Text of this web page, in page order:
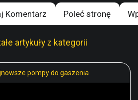
Komentarz Poleć stronę
artykuły z kategorii
pompy do gaszenia